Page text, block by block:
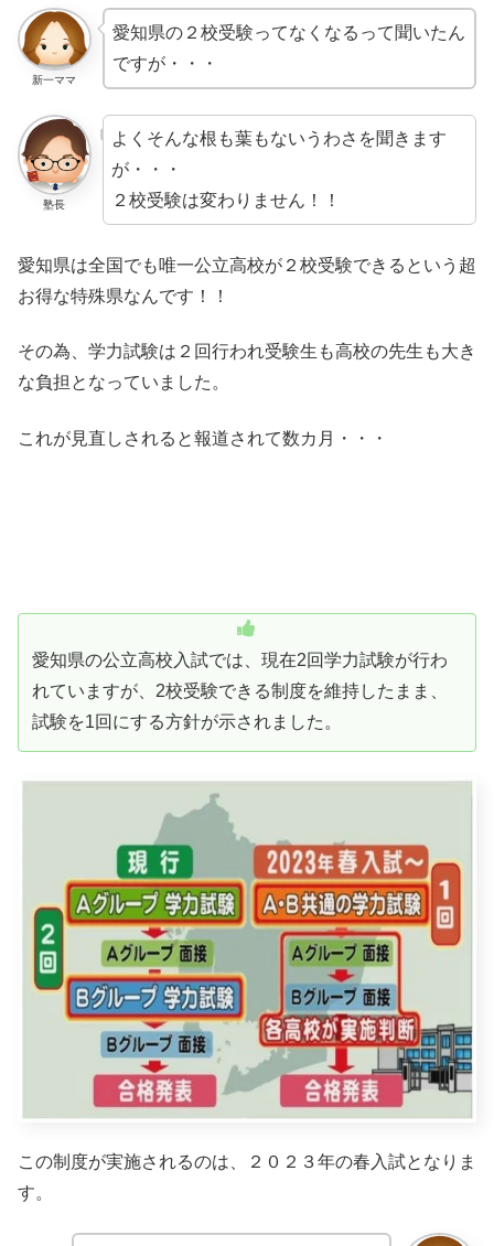
新一ママ
愛知県の２校受験ってなくなるって聞いたん
ですが・・・
塾長
よくそんな根も葉もないうわさを聞きます
が・・・
２校受験は変わりません！！
愛知県は全国でも唯一公立高校が２校受験できるという超
お得な特殊県なんです！！
その為、学力試験は２回行われ受験生も高校の先生も大き
な負担となっていました。
これが見直しされると報道されて数カ月・・・
愛知県の公立高校入試では、現在2回学力試験が行わ
れていますが、2校受験できる制度を維持したまま、
試験を1回にする方針が示されました。
この制度が実施されるのは、２０２３年の春入試となりま
す。